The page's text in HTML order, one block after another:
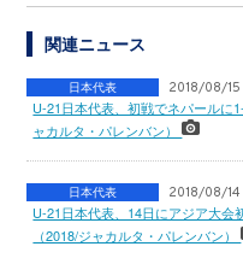
関連ニュース
日本代表 2018/08/15
U-21日本代表、初戦でネパール
ャカルタ・パレンバン）
日本代表 2018/08/14
U-21日本代表、14日にアジア大
（2018/ジャカルタ・パレンバン）